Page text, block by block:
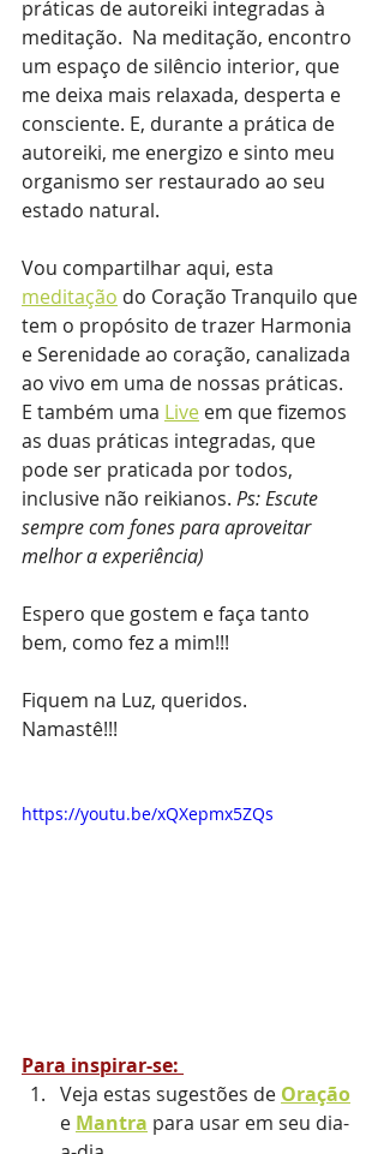
práticas de autoreiki integradas à
meditação.  Na meditação, encontro
um espaço de silêncio interior, que
me deixa mais relaxada, desperta e
consciente. E, durante a prática de
autoreiki, me energizo e sinto meu
organismo ser restaurado ao seu
estado natural.
Vou compartilhar aqui, esta
meditação do Coração Tranquilo que
tem o propósito de trazer Harmonia
e Serenidade ao coração, canalizada
ao vivo em uma de nossas práticas.
E também uma Live em que fizemos
as duas práticas integradas, que
pode ser praticada por todos,
inclusive não reikianos. Ps: Escute
sempre com fones para aproveitar
melhor a experiência)
Espero que gostem e faça tanto
bem, como fez a mim!!!
Fiquem na Luz, queridos.
Namastê!!!
https://youtu.be/xQXepmx5ZQs
Para inspirar-se:
Veja estas sugestões de Oração
e Mantra para usar em seu dia-